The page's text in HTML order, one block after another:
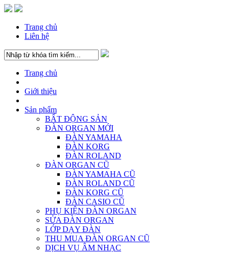
Trang chủ
Liên hệ
Trang chủ
Giới thiệu
Sản phẩm
BẤT ĐỘNG SẢN
ĐÀN ORGAN MỚI
ĐÀN YAMAHA
ĐÀN KORG
ĐÀN ROLAND
ĐÀN ORGAN CŨ
ĐÀN YAMAHA CŨ
ĐÀN ROLAND CŨ
ĐÀN KORG CŨ
ĐÀN CASIO CŨ
PHỤ KIỆN ĐÀN ORGAN
SỬA ĐÀN ORGAN
LỚP DẠY ĐÀN
THU MUA ĐÀN ORGAN CŨ
DỊCH VỤ ÂM NHẠC